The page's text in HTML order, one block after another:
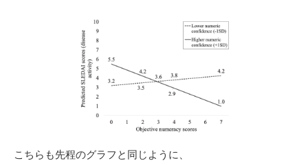
こちらも先程のグラフと同じように、